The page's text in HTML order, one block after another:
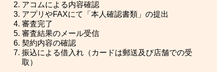
アコムによる内容確認
アプリやFAXにて「本人確認書類」の提出
審査完了
審査結果のメール受信
契約内容の確認
振込による借入れ（カードは郵送及び店舗での受
取）